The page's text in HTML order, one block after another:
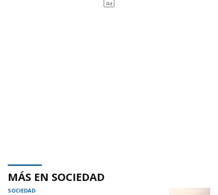
MÁS EN SOCIEDAD
SOCIEDAD